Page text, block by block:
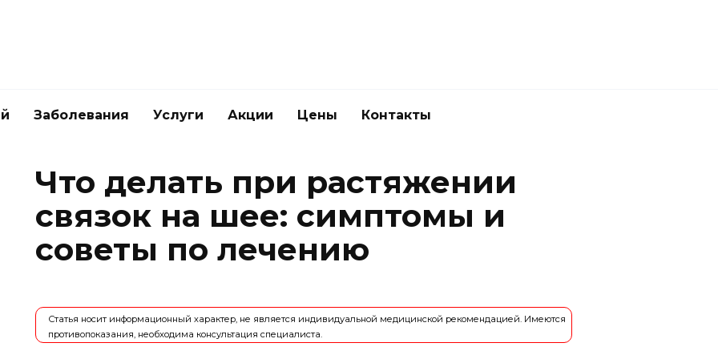
Заболевания Услуги Акции Цены Контакты
Что делать при растяжении
связок на шее: симптомы и
советы по лечению
Статья носит информационный характер, не является индивидуальной медицинской рекомендацией. Имеются
противопоказания, необходима консультация специалиста.